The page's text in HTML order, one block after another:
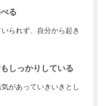
る
られず、自分から起き
しっかりしている
があっていきいきとし